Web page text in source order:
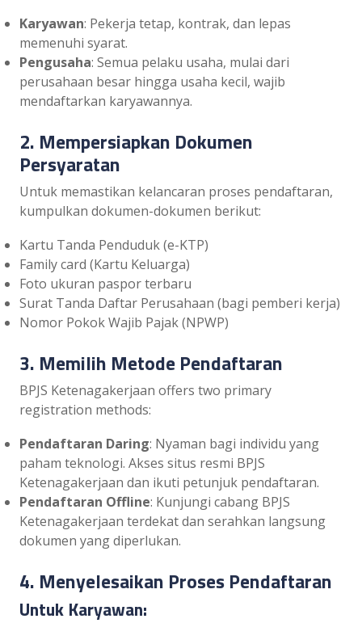
Karyawan: Pekerja tetap, kontrak, dan lepas
memenuhi syarat.
Pengusaha: Semua pelaku usaha, mulai dari
perusahaan besar hingga usaha kecil, wajib
mendaftarkan karyawannya.
2. Mempersiapkan Dokumen
Persyaratan
Untuk memastikan kelancaran proses pendaftaran,
kumpulkan dokumen-dokumen berikut:
Kartu Tanda Penduduk (e-KTP)
Family card (Kartu Keluarga)
Foto ukuran paspor terbaru
Surat Tanda Daftar Perusahaan (bagi pemberi kerja)
Nomor Pokok Wajib Pajak (NPWP)
3. Memilih Metode Pendaftaran
BPJS Ketenagakerjaan offers two primary
registration methods:
Pendaftaran Daring: Nyaman bagi individu yang
paham teknologi. Akses situs resmi BPJS
Ketenagakerjaan dan ikuti petunjuk pendaftaran.
Pendaftaran Offline: Kunjungi cabang BPJS
Ketenagakerjaan terdekat dan serahkan langsung
dokumen yang diperlukan.
4. Menyelesaikan Proses Pendaftaran
Untuk Karyawan: